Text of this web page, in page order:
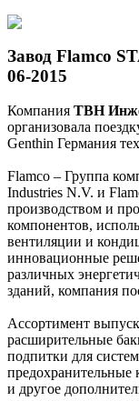
Завод Flamco
06-2015
Компания ТВН
организовала
Genthin Германия
Flamco – Группа
Industries N.V. и
производством и
компонентов,
вентиляции и
инновационные
различных
зданий, компания
Ассортимент
расширительные
подпитки для
и другое